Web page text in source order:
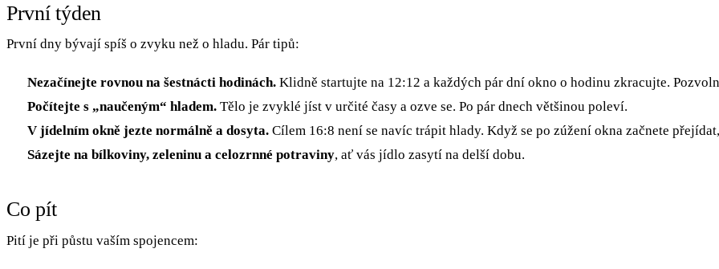
První týden
První dny bývají spíš o zvyku než o hladu. Pár tipů:
Nezačínejte rovnou na šestnácti hodinách.Klidně startujte na 12:12 a každých pár dní okno o hodinu zkracujte.
Počítejte s „naučeným“ hladem.Tělo je zvyklé jíst v určité časy a ozve se. Po pár dnech většinou poleví.
V jídelním okně jezte normálně a dosyta.Cílem 16:8 není se navíc trápit hlady. Když se po zúžení okna začnete
Sázejte na bílkoviny, zeleninu a celozrnné potraviny, ať vás jídlo zasytí na delší dobu.
Co pít
Pití je při půstu vaším spojencem: